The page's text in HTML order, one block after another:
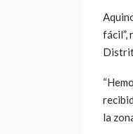
fácil”,
la